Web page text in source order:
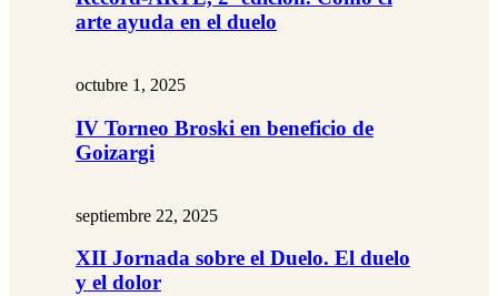
arte ayuda en el duelo
octubre 1, 2025
IV Torneo Broski en beneficio de
Goizargi
septiembre 22, 2025
XII Jornada sobre el Duelo. El duelo
y el dolor